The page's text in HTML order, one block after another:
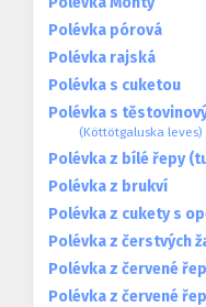
Polévka pórová
Polévka rajská
Polévka s cuketou
Polévka s
(Köttötgaluska leves)
Polévka z bílé řepy
Polévka z brukví
Polévka z cukety s
Polévka z čerstvých
Polévka z červené
Polévka z červené